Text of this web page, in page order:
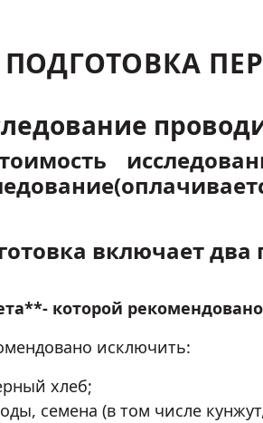
ПОДГОТОВКА
включает два
которой
исключить:
хлеб;
семена (в том числе